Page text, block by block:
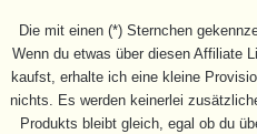
Die mit einen (*) Sternchen
Wenn du etwas über diesen Affiliate
kaufst, erhalte ich eine kleine
nichts. Es werden keinerlei
Produkts bleibt gleich, egal ob du